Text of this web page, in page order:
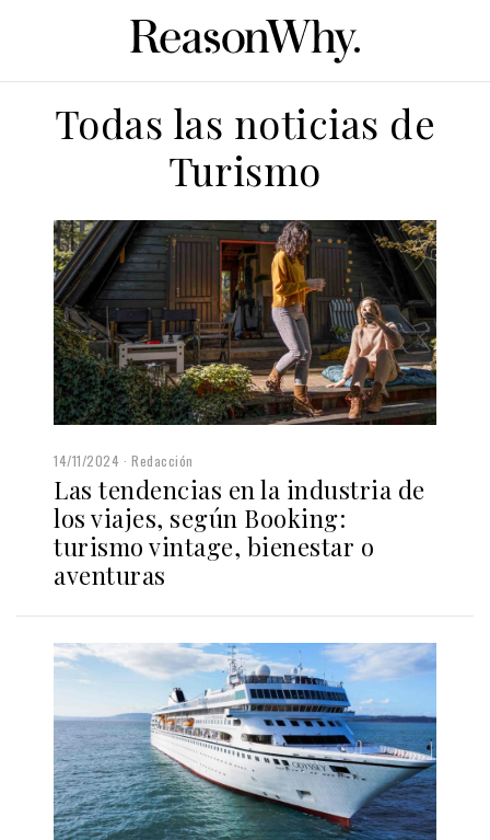
Todas las noticias de
Turismo
14/11/2024 Redacción
Las tendencias en la industria de
los viajes, según Booking:
turismo vintage, bienestar o
aventuras